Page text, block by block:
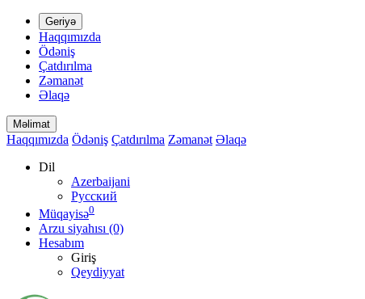
Geriyə
Haqqımızda
Ödəniş
Çatdırılma
Zəmanət
Əlaqə
Məlimat
Haqqımızda Ödəniş Çatdırılma Zəmanət Əlaqə
Dil
Azerbaijani
Русский
Müqayisə0
Arzu siyahısı (0)
Hesabım
Giriş
Qeydiyyat